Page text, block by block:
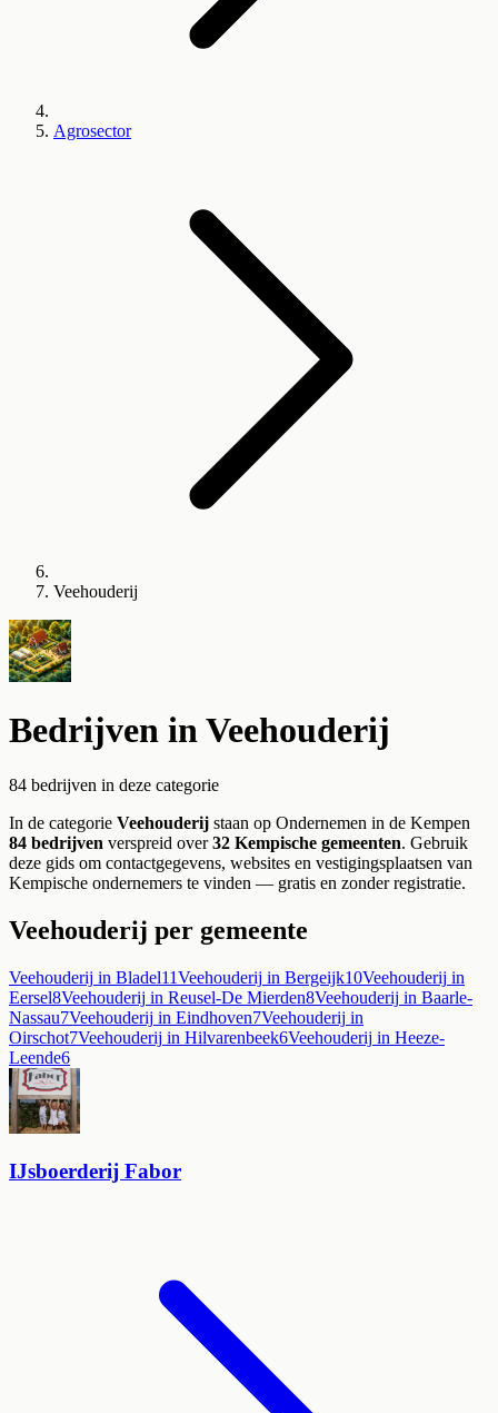
Agrosector
Veehouderij
Bedrijven inVeehouderij
84 bedrijven in deze categorie
In de categorie Veehouderij staan op Ondernemen in de Kempen
84 bedrijven verspreid over32 Kempische gemeenten. Gebruik
deze gids om contactgegevens, websites en vestigingsplaatsen van
Kempische ondernemers te vinden — gratis en zonder registratie.
Veehouderij per gemeente
Veehouderij in Bladel11Veehouderij in Bergeijk10Veehouderij in
Eersel8Veehouderij in Reusel-De Mierden8Veehouderij in Baarle-
Nassau7Veehouderij in Eindhoven7Veehouderij in
Oirschot7Veehouderij in Hilvarenbeek6Veehouderij in Heeze-
Leende6
IJsboerderij Fabor